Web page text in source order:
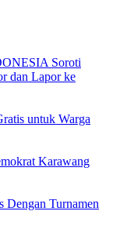
Soroti
dan Lapor ke
untuk Warga
Karawang
Dengan Turnamen